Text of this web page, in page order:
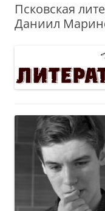
Псковская
Даниил